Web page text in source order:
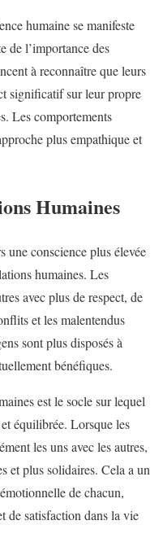
humaine se manifeste
de l’importance des
à reconnaître que leurs
significatif sur leur propre
Les comportements
plus empathique et
Humaines
une conscience plus élevée
humaines. Les
avec plus de respect, de
et les malentendus
sont plus disposés à
bénéfiques.
est le socle sur lequel
équilibrée. Lorsque les
les uns avec les autres,
et plus solidaires. Cela a un
de chacun,
de satisfaction dans la vie